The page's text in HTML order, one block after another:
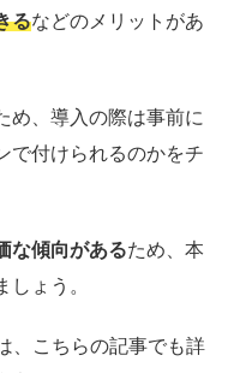
るなどのメリットがあ
め、導入の際は事前に
で付けられるのかをチ
な傾向があるため、本
ょう。
、こちらの記事でも詳